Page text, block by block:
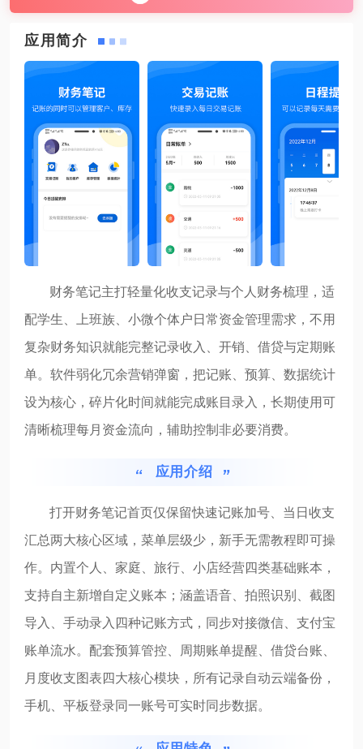
应用简介
财务笔记主打轻量化收支记录与个人财务梳理，适
配学生、上班族、小微个体户日常资金管理需求，不用
复杂财务知识就能完整记录收入、开销、借贷与定期账
单。软件弱化冗余营销弹窗，把记账、预算、数据统计
设为核心，碎片化时间就能完成账目录入，长期使用可
清晰梳理每月资金流向，辅助控制非必要消费。
应用介绍
打开财务笔记首页仅保留快速记账加号、当日收支
汇总两大核心区域，菜单层级少，新手无需教程即可操
作。内置个人、家庭、旅行、小店经营四类基础账本，
支持自主新增自定义账本；涵盖语音、拍照识别、截图
导入、手动录入四种记账方式，同步对接微信、支付宝
账单流水。配套预算管控、周期账单提醒、借贷台账、
月度收支图表四大核心模块，所有记录自动云端备份，
手机、平板登录同一账号可实时同步数据。